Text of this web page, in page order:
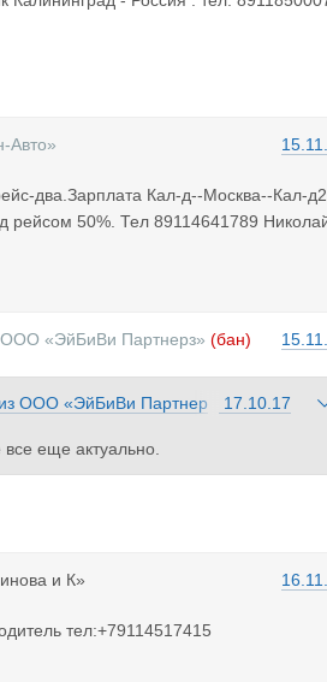
Авто»
два.Зарплата Кал-д--Москва--Кал-
рейсом 50%. Тел 89114641789
ООО «ЭйБиВи Партнерз» (бан)
из ООО «ЭйБиВи Партнер
17.10.17
еще актуально.
и К»
тел:+79114517415